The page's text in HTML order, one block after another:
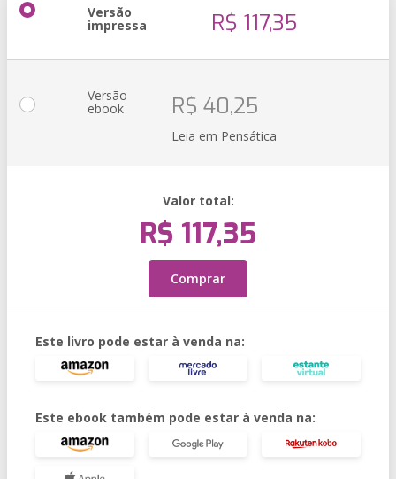
Versão
impressa R$ 117,35
Versão
ebook R$ 40,25
Leia em Pensática
Valor total:
R$ 117,35
Comprar
Este livro pode estar à venda na:
Este ebook também pode estar à venda na: